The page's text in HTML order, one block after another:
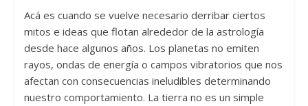
Acá es cuando se vuelve necesario derribar ciertos
mitos e ideas que flotan alrededor de la astrología
desde hace algunos años. Los planetas no emiten
rayos, ondas de energía o campos vibratorios que nos
afectan con consecuencias ineludibles determinando
nuestro comportamiento. La tierra no es un simple